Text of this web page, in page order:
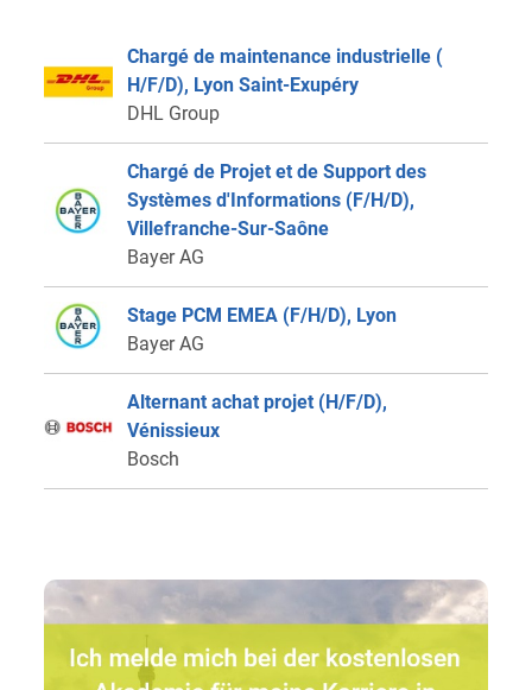
Chargé de maintenance industrielle (
H/F/D), Lyon Saint-Exupéry
DHL Group
Chargé de Projet et de Support des
Systèmes d'Informations (F/H/D),
Villefranche-Sur-Saône
Bayer AG
Stage PCM EMEA (F/H/D), Lyon
Bayer AG
Alternant achat projet (H/F/D),
Vénissieux
Bosch